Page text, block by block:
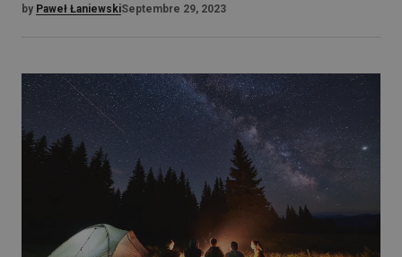
by Paweł ŁaniewskiSeptembre 29, 2023